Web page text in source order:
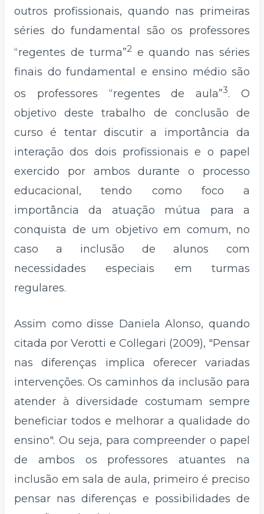
outros profissionais, quando nas primeiras
séries do fundamental são os professores
“regentes de turma”2e quando nas séries
finais do fundamental e ensino médio são
os professores “regentes de aula”3. O
objetivo deste trabalho de conclusão de
curso é tentar discutir a importância da
interação dos dois profissionais e o papel
exercido por ambos durante o processo
educacional, tendo como foco a
importância da atuação mútua para a
conquista de um objetivo em comum, no
caso a inclusão de alunos com
necessidades especiais em turmas
regulares.
Assim como disse Daniela Alonso, quando
citada por Verotti e Collegari (2009), "Pensar
nas diferenças implica oferecer variadas
intervenções. Os caminhos da inclusão para
atender à diversidade costumam sempre
beneficiar todos e melhorar a qualidade do
ensino". Ou seja, para compreender o papel
de ambos os professores atuantes na
inclusão em sala de aula, primeiro é preciso
pensar nas diferenças e possibilidades de